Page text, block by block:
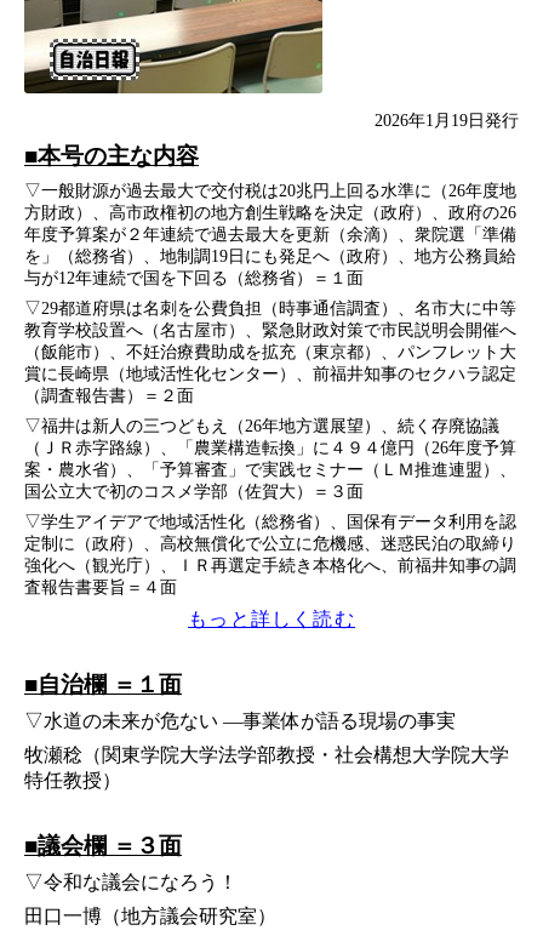
2026年1月19日発行
■本号の主な内容
▽一般財源が過去最大で交付税は20兆円上回る水準に（26年度地
方財政）、高市政権初の地方創生戦略を決定（政府）、政府の26
年度予算案が２年連続で過去最大を更新（余滴）、衆院選「準備
を」（総務省）、地制調19日にも発足へ（政府）、地方公務員給
与が12年連続で国を下回る（総務省）＝１面
▽29都道府県は名刺を公費負担（時事通信調査）、名市大に中等
教育学校設置へ（名古屋市）、緊急財政対策で市民説明会開催へ
（飯能市）、不妊治療費助成を拡充（東京都）、パンフレット大
賞に長崎県（地域活性化センター）、前福井知事のセクハラ認定
（調査報告書）＝２面
▽福井は新人の三つどもえ（26年地方選展望）、続く存廃協議
（ＪＲ赤字路線）、「農業構造転換」に４９４億円（26年度予算
案・農水省）、「予算審査」で実践セミナー（ＬＭ推進連盟）、
国公立大で初のコスメ学部（佐賀大）＝３面
▽学生アイデアで地域活性化（総務省）、国保有データ利用を認
定制に（政府）、高校無償化で公立に危機感、迷惑民泊の取締り
強化へ（観光庁）、ＩＲ再選定手続き本格化へ、前福井知事の調
査報告書要旨＝４面
もっと詳しく読む
■自治欄 ＝１面
▽水道の未来が危ない ―事業体が語る現場の事実
牧瀬稔（関東学院大学法学部教授・社会構想大学院大学
特任教授）
■議会欄 ＝３面
▽令和な議会になろう！
田口一博（地方議会研究室）